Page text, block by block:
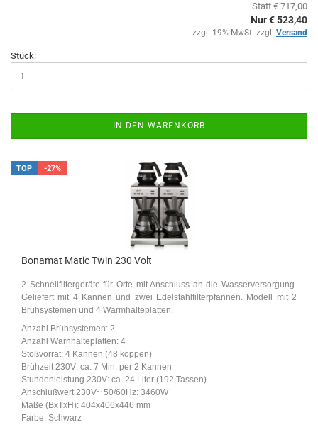
Statt € 717,00
Nur € 523,40
zzgl. 19% MwSt. zzgl. Versand
Stück:
IN DEN WARENKORB
TOP -27%
Bonamat Matic Twin 230 Volt
2 Schnellfiltergeräte für Orte mit Anschluss an die Wasserversorgung.
Geliefert mit 4 Kannen und zwei Edelstahlfilterpfannen. Modell mit 2
Brühsystemen und 4 Warmhalteplatten.
Anzahl Brühsystemen: 2
Anzahl Warnhalteplatten: 4
Stoßvorrat: 4 Kannen (48 koppen)
Brühzeit 230V: ca. 7 Min. per 2 Kannen
Stundenleistung 230V: ca. 24 Liter (192 Tassen)
Anschlußwert 230V~ 50/60Hz: 3460W
Maße (BxTxH): 404x406x446 mm
Farbe: Schwarz